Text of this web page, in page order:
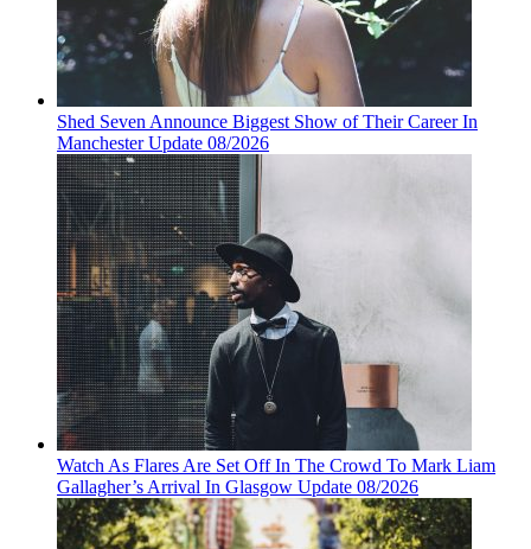
Shed Seven Announce Biggest Show of Their Career In
Manchester Update 08/2026
Watch As Flares Are Set Off In The Crowd To Mark Liam
Gallagher’s Arrival In Glasgow Update 08/2026